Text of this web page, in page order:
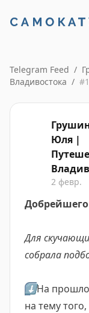
Telegram Feed /
Владивостока / #
Юля |
2 февр.
Добрейшего
Для
собрала
⬇️На
на тему того,